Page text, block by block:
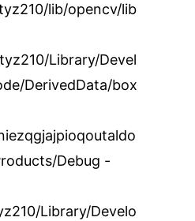
lib/opencv/lib
Library/Devel
DerivedData/box
Debug -
Library/Develo